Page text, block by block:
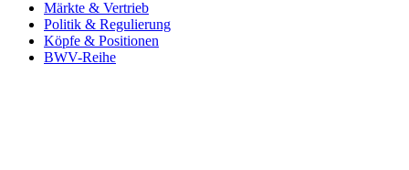
Märkte & Vertrieb
Politik & Regulierung
Köpfe & Positionen
BWV-Reihe